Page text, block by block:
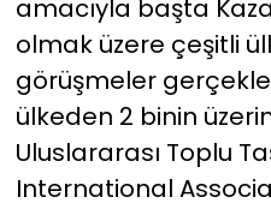
amacıyla başta
olmak üzere çeşitli
görüşmeler
ülkeden 2 binin
Uluslararası Toplu
International
YEREL YÖNETİMLER
Yurt